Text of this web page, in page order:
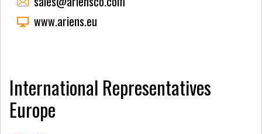
www.ariens.eu
International Representatives
Europe